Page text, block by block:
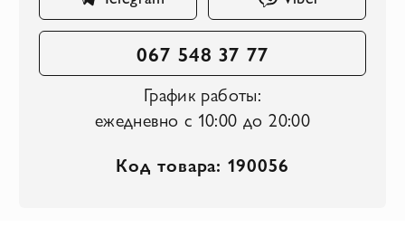
067 548 37 77
График работы:
ежедневно с 10:00 до 20:00
Код товара: 190056